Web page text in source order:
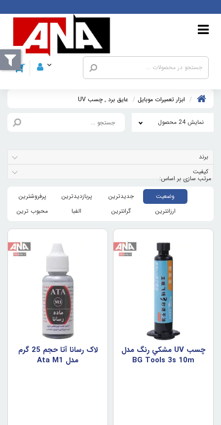
ابزار تعمیرات موبایل عايق برد , چسب UV
نمایش 24 محصول
برند
کیفیت
وضعیت جدیدترین پربازدیدترین
پرفروشترین
ارزانترین
گرانترین الفبا محبوب ترین
چسب UV مشکي رنگ مدل
BG Tools 3s 10m
لاک رسانا آتا حجم 25 گرم
مدل Ata M1